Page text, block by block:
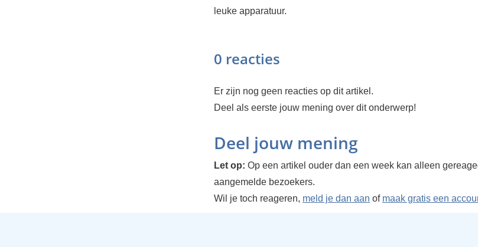
leuke apparatuur.
0 reacties
Er zijn nog geen reacties op dit artikel.
Deel als eerste jouw mening over dit onderwerp!
Deel jouw mening
Let op: Op een artikel ouder dan een week kan alleen
aangemelde bezoekers.
Wil je toch reageren, meld je dan aan of maak gratis een